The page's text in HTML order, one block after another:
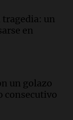
para una
y el
para
un
en
un golazo
consecutivo